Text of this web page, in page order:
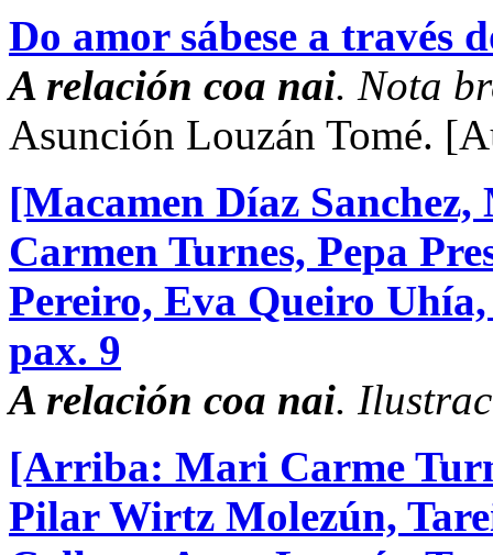
Do amor sábese a través
A relación coa nai. Nota
Asunción Louzán Tomé.
[Macamen Díaz
Carmen Turnes, Pepa
Pereiro, Eva Queiro
pax. 9
A relación coa nai.
[Arriba: Mari Carme
Pilar Wirtz Molezún,